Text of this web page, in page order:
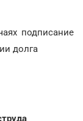
подписание
долга